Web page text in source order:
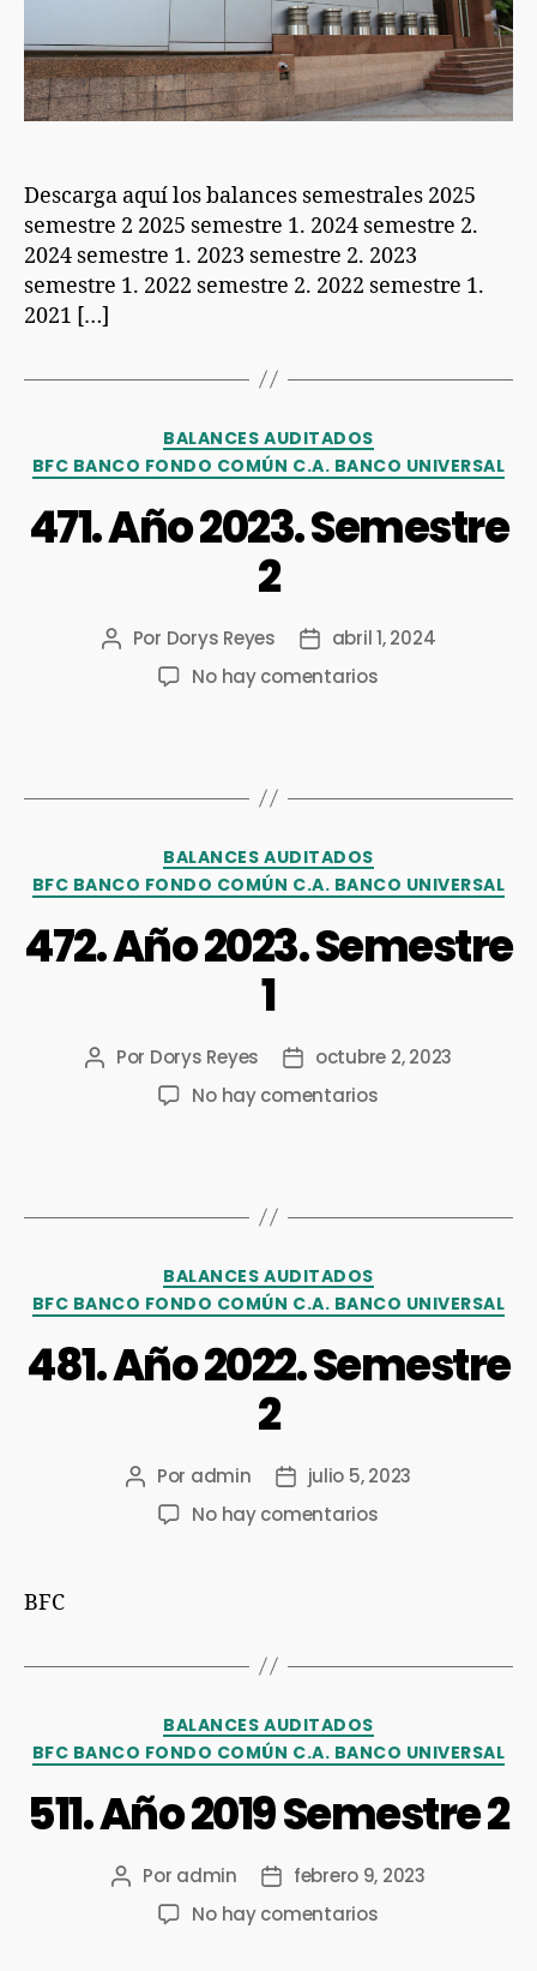
Descarga aquí los balances semestrales 2025
semestre 2 2025 semestre 1. 2024 semestre 2.
2024 semestre 1. 2023 semestre 2. 2023
semestre 1. 2022 semestre 2. 2022 semestre 1.
2021 […]
BALANCES AUDITADOS
BFC BANCO FONDO COMÚN C.A. BANCO UNIVERSAL
471. Año 2023. Semestre
2
Por Dorys Reyes
abril 1, 2024
No hay comentarios
BALANCES AUDITADOS
BFC BANCO FONDO COMÚN C.A. BANCO UNIVERSAL
472. Año 2023. Semestre
1
Por Dorys Reyes
octubre 2, 2023
No hay comentarios
BALANCES AUDITADOS
BFC BANCO FONDO COMÚN C.A. BANCO UNIVERSAL
481. Año 2022. Semestre
2
Por admin
julio 5, 2023
No hay comentarios
BFC
BALANCES AUDITADOS
BFC BANCO FONDO COMÚN C.A. BANCO UNIVERSAL
511. Año 2019 Semestre 2
Por admin
febrero 9, 2023
No hay comentarios